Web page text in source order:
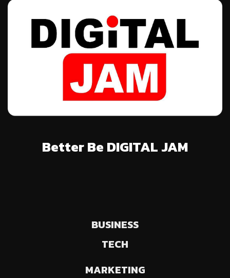
Better Be DIGITAL JAM
BUSINESS
TECH
MARKETING